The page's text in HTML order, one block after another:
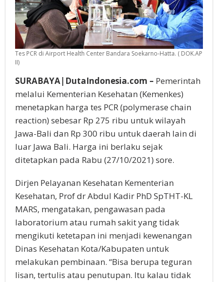
Tes PCR di Airport Health Center Bandara Soekarno-Hatta. ( DOK.AP
II)
SURABAYA|DutaIndonesia.com – Pemerintah
melalui Kementerian Kesehatan (Kemenkes)
menetapkan harga tes PCR (polymerase chain
reaction) sebesar Rp 275 ribu untuk wilayah
Jawa-Bali dan Rp 300 ribu untuk daerah lain di
luar Jawa Bali. Harga ini berlaku sejak
ditetapkan pada Rabu (27/10/2021) sore.
Dirjen Pelayanan Kesehatan Kementerian
Kesehatan, Prof dr Abdul Kadir PhD SpTHT-KL
MARS, mengatakan, pengawasan pada
laboratorium atau rumah sakit yang tidak
mengikuti ketetapan ini menjadi kewenangan
Dinas Kesehatan Kota/Kabupaten untuk
melakukan pembinaan. “Bisa berupa teguran
lisan, tertulis atau penutupan. Itu kalau tidak